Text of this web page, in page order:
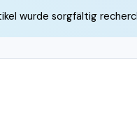
wurde sorgfältig